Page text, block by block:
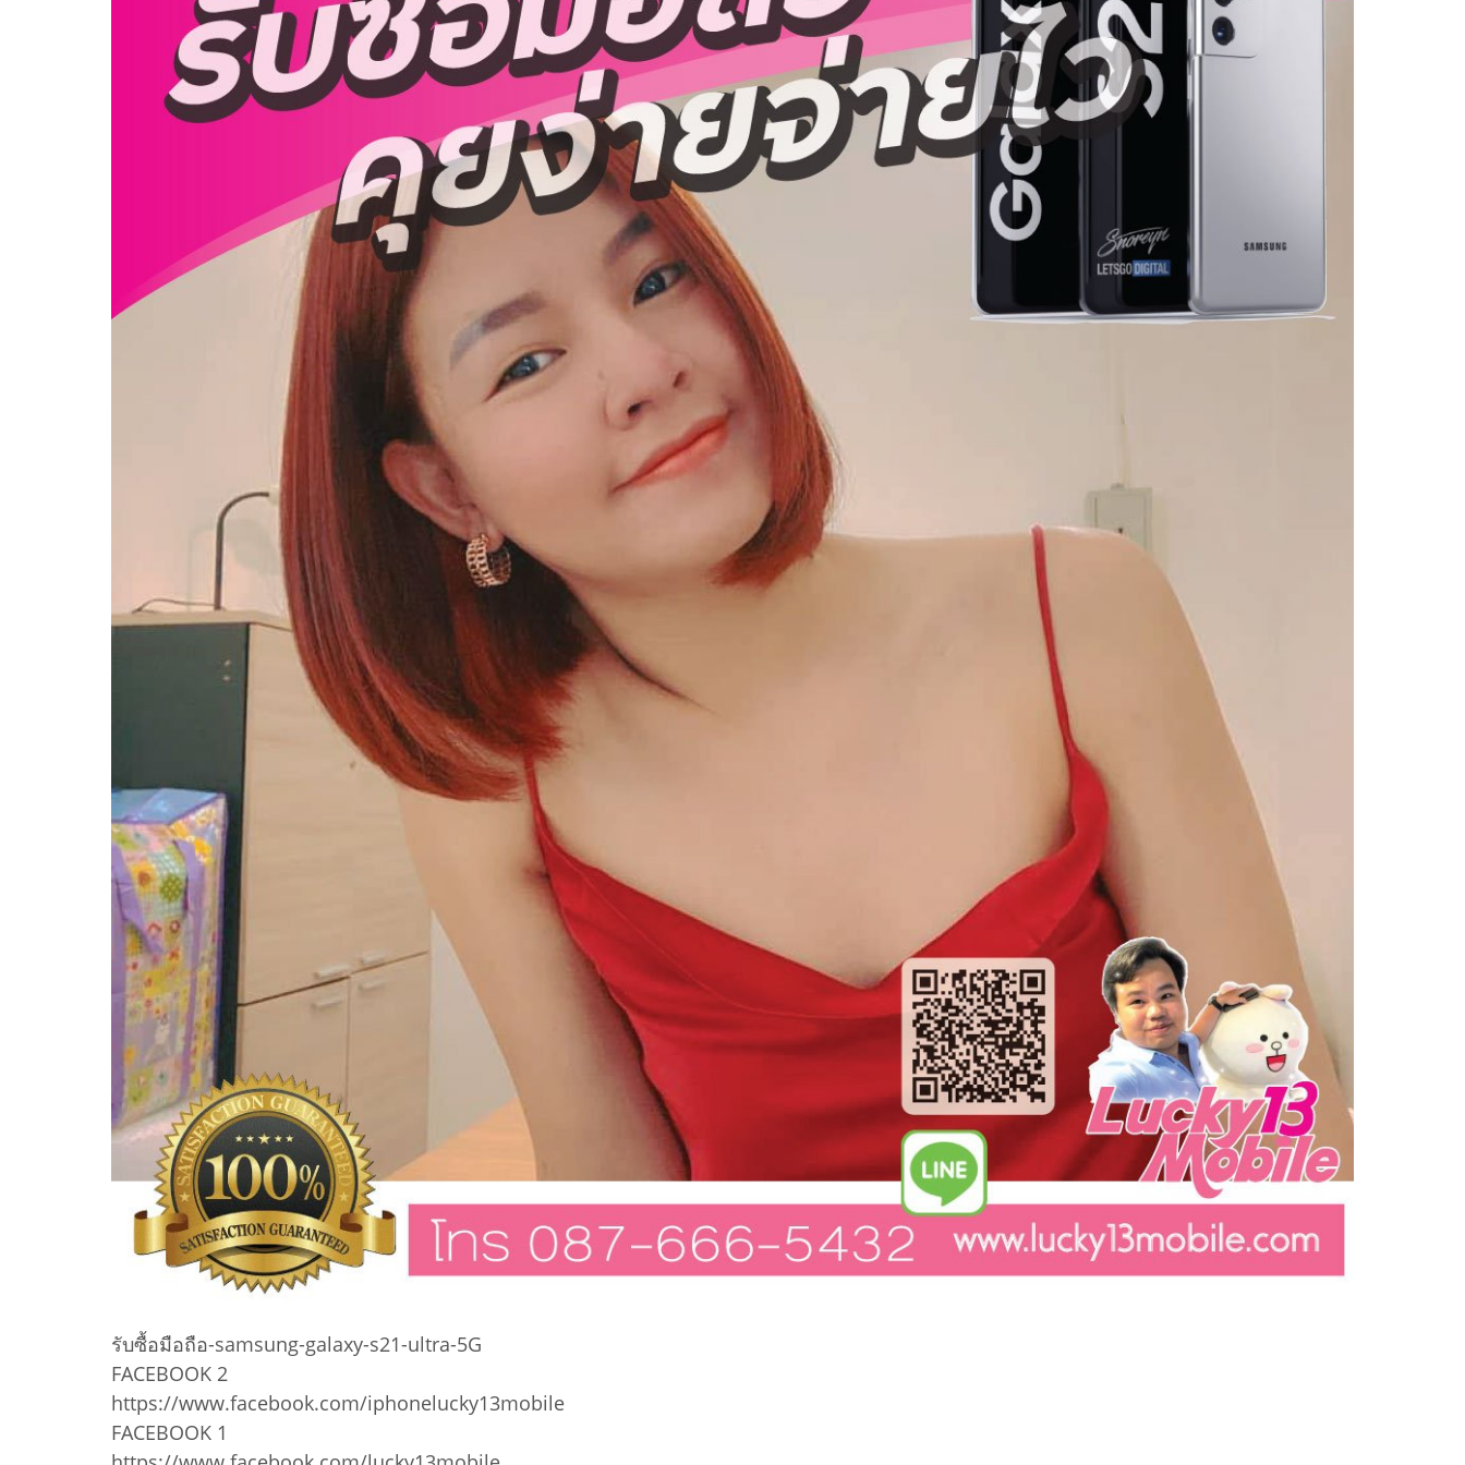
รับซื้อมือถือ-samsung-galaxy-s21-ultra-5G
FACEBOOK 2
https://www.facebook.com/iphonelucky13mobile
FACEBOOK 1